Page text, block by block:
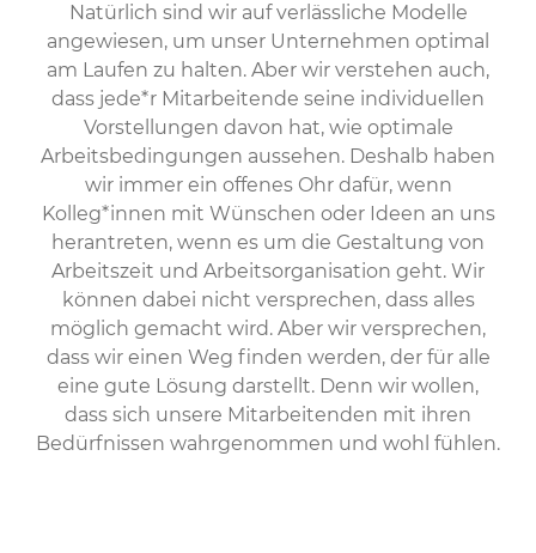
Natürlich sind wir auf verlässliche Modelle
angewiesen, um unser Unternehmen optimal
am Laufen zu halten. Aber wir verstehen auch,
dass jede*r Mitarbeitende seine individuellen
Vorstellungen davon hat, wie optimale
Arbeitsbedingungen aussehen. Deshalb haben
wir immer ein offenes Ohr dafür, wenn
Kolleg*innen mit Wünschen oder Ideen an uns
herantreten, wenn es um die Gestaltung von
Arbeitszeit und Arbeitsorganisation geht. Wir
können dabei nicht versprechen, dass alles
möglich gemacht wird. Aber wir versprechen,
dass wir einen Weg finden werden, der für alle
eine gute Lösung darstellt. Denn wir wollen,
dass sich unsere Mitarbeitenden mit ihren
Bedürfnissen wahrgenommen und wohl fühlen.